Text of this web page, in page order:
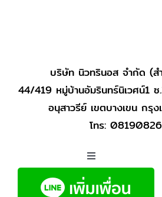
บริษัท นิวทรินอส จำกัด (ส
44/419 หมู่บ้านอัมรินทร์นิเวศน์1
อนุสาวรีย์ เขตบางเขน กรุ
โทร:
Toggle
Navigation
หน้าแรก